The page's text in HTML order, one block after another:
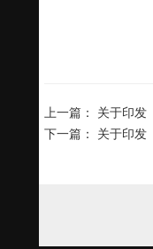
上一篇： 关于印发
下一篇： 关于印发